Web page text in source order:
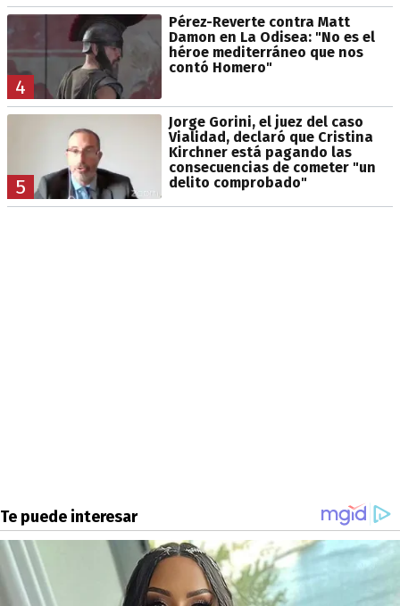
4
Pérez-Reverte contra Matt
Damon en La Odisea: "No es el
héroe mediterráneo que nos
contó Homero"
5
Jorge Gorini, el juez del caso
Vialidad, declaró que Cristina
Kirchner está pagando las
consecuencias de cometer "un
delito comprobado"